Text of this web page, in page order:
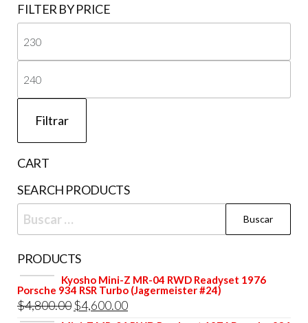
FILTER BY PRICE
Filtrar
CART
SEARCH PRODUCTS
Buscar:
PRODUCTS
Kyosho Mini-Z MR-04 RWD Readyset 1976
Porsche 934 RSR Turbo (Jagermeister #24)
$4,800.00 El
$4,600.00El